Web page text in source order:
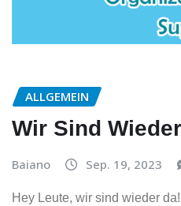
ALLGEMEIN
Wir Sind
Baiano Sep. 19, 2023
Hey Leute, wir sind wieder da!